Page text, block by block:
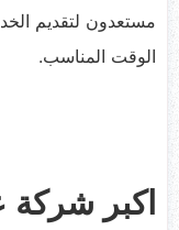
مستعدون لتقديم
الوقت المناسب.
اكبر